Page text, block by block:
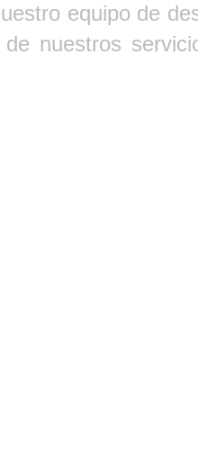
equipo de
nuestros